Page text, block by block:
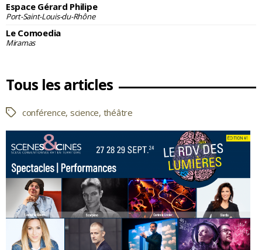
Espace Gérard Philipe
Port-Saint-Louis-du-Rhône
Le Comoedia
Miramas
Tous les articles
Étiquettes
conférence, science, théâtre